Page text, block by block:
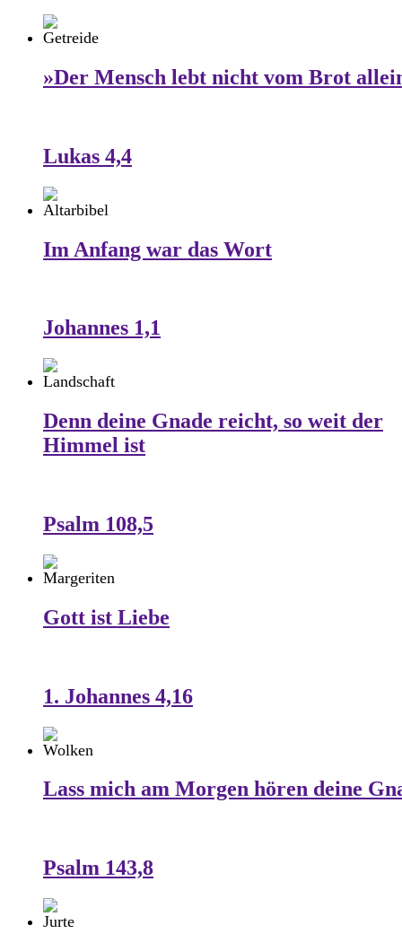
»Der Mensch lebt nicht vom Brot
Lukas 4,4
Im Anfang war das Wort
Johannes 1,1
Denn deine Gnade reicht, so weit der
Himmel ist
Psalm 108,5
Gott ist Liebe
1. Johannes 4,16
Lass mich am Morgen hören deine
Psalm 143,8